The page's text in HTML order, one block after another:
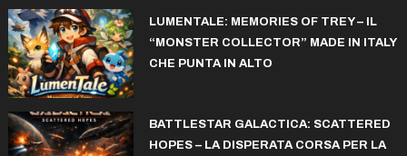
LUMENTALE: MEMORIES OF TREY – IL
“MONSTER COLLECTOR” MADE IN ITALY
CHE PUNTA IN ALTO
BATTLESTAR GALACTICA: SCATTERED
HOPES – LA DISPERATA CORSA PER LA